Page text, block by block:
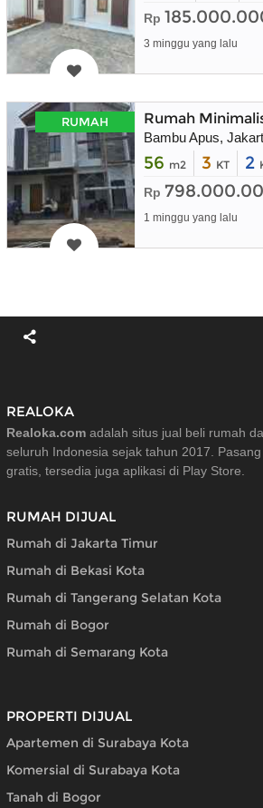
Rp
3 minggu yang lalu
RUMAH Rumah
Bambu Apus,
56 m2 3 KT 2
Rp
1 minggu yang lalu
REALOKA
Realoka.com adalah situs jual beli rumah
seluruh Indonesia sejak tahun 2017.
gratis, tersedia juga aplikasi di Play Store.
RUMAH DIJUAL
Rumah di Jakarta Timur
Rumah di Bekasi Kota
Rumah di Tangerang Selatan Kota
Rumah di Bogor
Rumah di Semarang Kota
PROPERTI DIJUAL
Apartemen di Surabaya Kota
Komersial di Surabaya Kota
Tanah di Bogor